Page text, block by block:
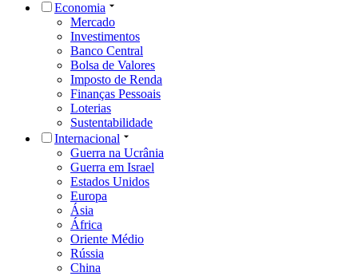
Economia
Mercado
Investimentos
Banco Central
Bolsa de Valores
Imposto de Renda
Finanças Pessoais
Loterias
Sustentabilidade
Internacional
Guerra na Ucrânia
Guerra em Israel
Estados Unidos
Europa
Ásia
África
Oriente Médio
Rússia
China